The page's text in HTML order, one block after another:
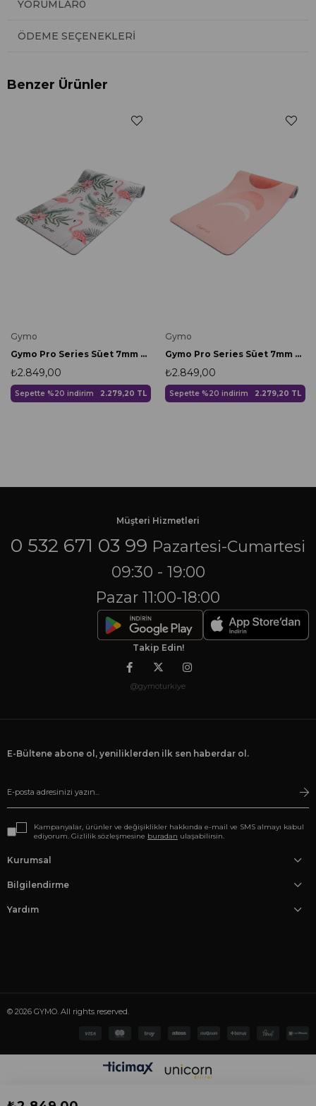
YORUMLAR0
ÖDEME SEÇENEKLERI
Benzer Ürünler
Gymo
Gymo Pro Series Süet 7mm TPE Yoga Matı Pilates Minderi Nature
₺2.849,00
Sepette %20 indirim 2.279,20 TL
Gymo
Gymo Pro Series Süet 7mm TPE Yoga Matı Pilates Minderi Moon
₺2.849,00
Sepette %20 indirim 2.279,20 TL
Müşteri Hizmetleri
0 532 671 03 99 Pazartesi-Cumartesi
09:30 - 19:00
Pazar 11:00-18:00
Takip Edin!
@gymoturkiye
E-Bültene abone ol, yeniliklerden ilk sen haberdar ol.
Kampanyalar, ürünler ve değişiklikler hakkında e-mail ve SMS almayı kabul
ediyorum. Gizlilik sözleşmesine buradan ulaşabilirsin.
Kurumsal
Bilgilendirme
Yardım
© 2026 GYMO. All rights reserved.